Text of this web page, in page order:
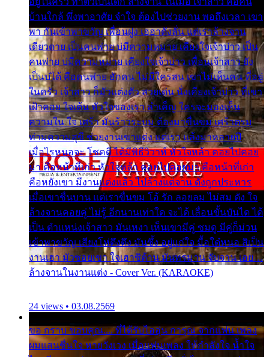
บ้านใกล้ พึ่งพาอาศัย จำใจ ต้องไปช่วยงาน พอถึงเวลา เขา
พา กันเข้าพาขวัญ เพื่อนฝูง เฮฮาดังลั่น แต่เราล้างจาน
เดียวดาย เป็นคนพ่าย บ่มีความหมาย เคียงใจเจ้าบ่าว เป็น
คนพ่าย บ่มีความหมาย เคียงใจเจ้าบ่าว เพื่อนเจ้าสาว ยัง
เป็นบ่ได้ คือคนพ่าย ฮักคน ไม่มีใครสน เขาไม่เห็นคน ที่อยู่
ในครัว เจ้าสาว ก็มัวแต่งตัว สวยเด่น นั่งเคียงเจ้าบ่าว ที่เขา
เฝ้าคอย ใจเต้น หัวใจของเรา ลำเค็ญ ใครจะมองเห็น
ความใน ใจ เศร้า มันร้าวระบม ต้องมาขื่นขม เศร้าตรม
ท่ามความสุขี ช่วยงานเขาแต่ง แต่เรา แล้งมาหลายปี
เมื่อไรหนอจะ โชคดี ได้มีพิธีวิวาห์ หัวใจหล้า คอยไปคอย
มา คือหน้าที่เก่า หัวใจหล้า คอยไปคอยมา คือหน้าที่เก่า
คือหยังเขา มีงานแต่งแล้ว ไปล้างแต่จาน ดั่งถูกประหาร
เมื่อเขาชื่นบาน แต่เราขื่นขม โอ้ รัก ลอยลม ไม่สม ดัง ใจ
ล้างจานคอยคู่ ไม่รู้ อีกนานเท่าใด จะได้ เลื่อนขั้นบันได ได้
เป็น ตำแหน่งเจ้าสาว มันเหงา เห็นเขามีคู่ ซมดู มีคู่ก็ม่วน
เข้าพาขวัญ เสียงโห่ตึงตึง มันซึ้ง อยู่แก่ใจ มื้อใด๋หนอ สิเป็น
งานเฮา มัวซอยเขา ใจเฮาซิด้าน มันทรมาน จับจาน เอย…
ล้างจานในงานแต่ง - Cover Ver. (KARAOKE)
24 views • 03.08.2569
ขอ กราบ ขอบคุณ.... ที่ได้รับไออุ่น การุณ จากแฟน เพลง
ผมแสนชื่นใจ หายวังเวง เมื่อแฟนเพลง ให้กำลังใจ น้ำใจ